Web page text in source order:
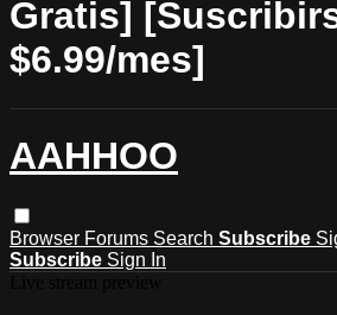
Gratis]
$6.99/mes]
AAHHOO
Browser Forums Search Subscribe
Subscribe Sign In